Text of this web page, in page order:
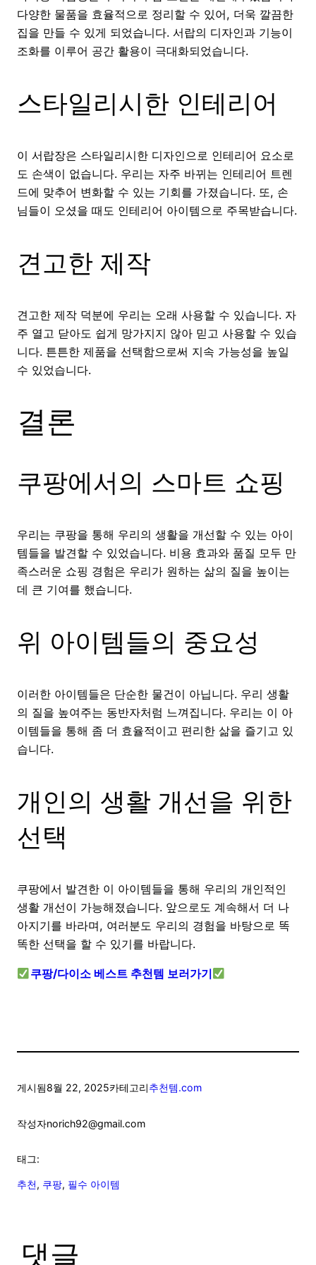
다양한 물품을 효율적으로 정리할 수 있어, 더욱 깔끔한
집을 만들 수 있게 되었습니다. 서랍의 디자인과 기능이
조화를 이루어 공간 활용이 극대화되었습니다.
스타일리시한 인테리어
이 서랍장은 스타일리시한 디자인으로 인테리어 요소로
도 손색이 없습니다. 우리는 자주 바뀌는 인테리어 트렌
드에 맞추어 변화할 수 있는 기회를 가졌습니다. 또, 손
님들이 오셨을 때도 인테리어 아이템으로 주목받습니다.
견고한 제작
견고한 제작 덕분에 우리는 오래 사용할 수 있습니다. 자
주 열고 닫아도 쉽게 망가지지 않아 믿고 사용할 수 있습
니다. 튼튼한 제품을 선택함으로써 지속 가능성을 높일
수 있었습니다.
결론
쿠팡에서의 스마트 쇼핑
우리는 쿠팡을 통해 우리의 생활을 개선할 수 있는 아이
템들을 발견할 수 있었습니다. 비용 효과와 품질 모두 만
족스러운 쇼핑 경험은 우리가 원하는 삶의 질을 높이는
데 큰 기여를 했습니다.
위 아이템들의 중요성
이러한 아이템들은 단순한 물건이 아닙니다. 우리 생활
의 질을 높여주는 동반자처럼 느껴집니다. 우리는 이 아
이템들을 통해 좀 더 효율적이고 편리한 삶을 즐기고 있
습니다.
개인의 생활 개선을 위한
선택
쿠팡에서 발견한 이 아이템들을 통해 우리의 개인적인
생활 개선이 가능해졌습니다. 앞으로도 계속해서 더 나
아지기를 바라며, 여러분도 우리의 경험을 바탕으로 똑
똑한 선택을 할 수 있기를 바랍니다.
쿠팡/다이소 베스트 추천템 보러가기
게시됨8월 22, 2025카테고리추천템.com
작성자norich92@gmail.com
태그:
추천, 쿠팡, 필수 아이템
댓글